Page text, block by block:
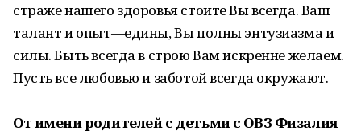
страже нашего здоровья стоите Вы всегда. Ваш
талант и опыт—едины, Вы полны энтузиазма и
силы. Быть всегда в строю Вам искренне желаем.
Пусть все любовью и заботой всегда окружают.
От имени родителей с детьми с ОВЗ Физалия